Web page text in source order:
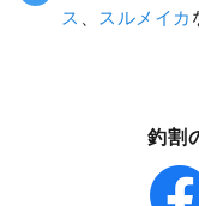
ス
スルメイカ
釣割